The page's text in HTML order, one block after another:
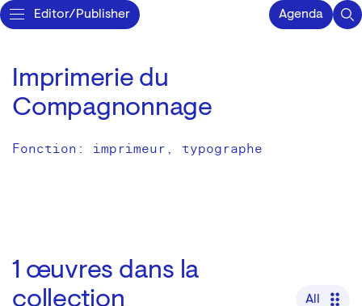
Editor/Publisher Agenda
Imprimerie du
Compagnonnage
Fonction: imprimeur, typographe
1 œuvres dans la
collection
All